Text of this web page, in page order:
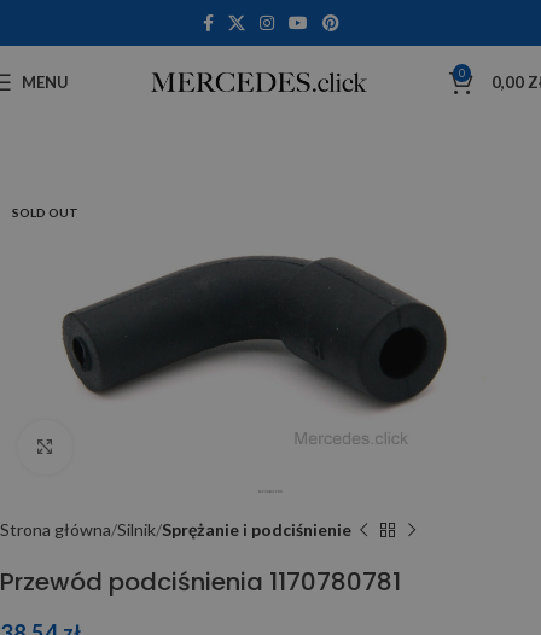
MENU 0 0,00
SOLD OUT
Strona główna Silnik Sprężanie i podciśnienie
Przewód podciśnienia 1170780781